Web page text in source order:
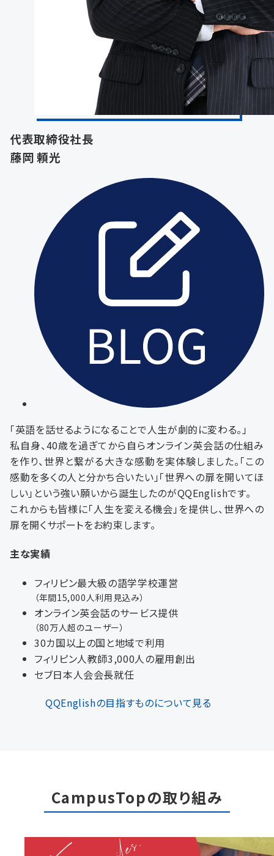
代表取締役社長
藤岡 頼光
「英語を話せるようになることで人生が劇的に変わる。」
私自身、40歳を過ぎてから自らオンライン英会話の仕組み
を作り、世界と繋がる大きな感動を実体験しました。「この
感動を多くの人と分かち合いたい」「世界への扉を開いてほ
しい」という強い願いから誕生したのがQQEnglishです。
これからも皆様に「人生を変える機会」を提供し、世界への
扉を開くサポートをお約束します。
主な実績
フィリピン最大級の語学学校運営
（年間15,000人利用見込み）
オンライン英会話のサービス提供
（80万人超のユーザー）
30カ国以上の国と地域で利用
フィリピン人教師3,000人の雇用創出
セブ日本人会会長就任
QQEnglishの目指すものについて見る
CampusTopの取り組み